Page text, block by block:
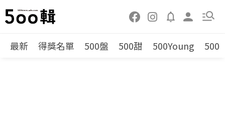
最新 得獎名單 500盤 500甜 500Young 500